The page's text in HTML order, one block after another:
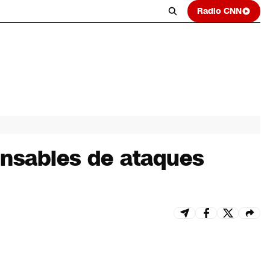
Radio CNN
de ataques